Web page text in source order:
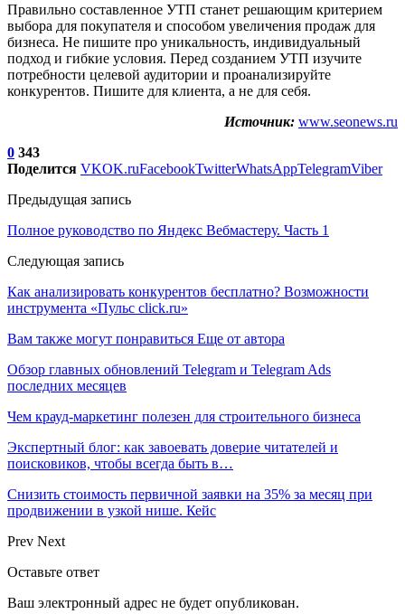
Правильно составленное УТП станет решающим критерием
выбора для покупателя и способом увеличения продаж для
бизнеса. Не пишите про уникальность, индивидуальный
подход и гибкие условия. Перед созданием УТП изучите
потребности целевой аудитории и проанализируйте
конкурентов. Пишите для клиента, а не для себя.
Источник: www.seonews.ru
0 343
Поделится VKOK.ruFacebookTwitterWhatsAppTelegramViber
Предыдущая запись
Полное руководство по Яндекс Вебмастеру. Часть 1
Следующая запись
Как анализировать конкурентов бесплатно? Возможности
инструмента «Пульс click.ru»
Вам также могут понравиться Еще от автора
Обзор главных обновлений Telegram и Telegram Ads
последних месяцев
Чем крауд-маркетинг полезен для строительного бизнеса
Экспертный блог: как завоевать доверие читателей и
поисковиков, чтобы всегда быть в…
Снизить стоимость первичной заявки на 35% за месяц при
продвижении в узкой нише. Кейс
Prev Next
Оставьте ответ
Ваш электронный адрес не будет опубликован.